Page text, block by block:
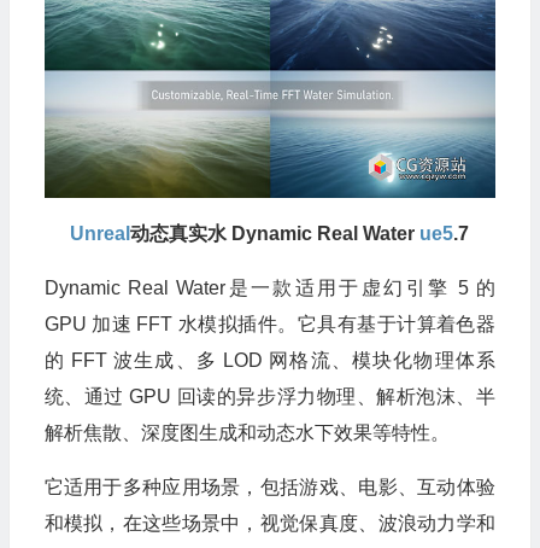
Unreal动态真实水 Dynamic Real Water ue5.7
Dynamic Real Water是一款适用于虚幻引擎 5 的
GPU 加速 FFT 水模拟插件。它具有基于计算着色器
的 FFT 波生成、多 LOD 网格流、模块化物理体系
统、通过 GPU 回读的异步浮力物理、解析泡沫、半
解析焦散、深度图生成和动态水下效果等特性。
它适用于多种应用场景，包括游戏、电影、互动体验
和模拟，在这些场景中，视觉保真度、波浪动力学和